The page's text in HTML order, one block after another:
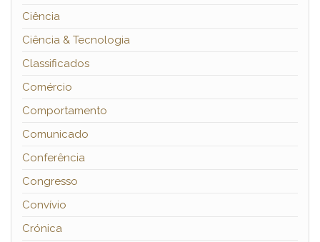
Ciência
Ciência & Tecnologia
Classificados
Comércio
Comportamento
Comunicado
Conferência
Congresso
Convívio
Crónica